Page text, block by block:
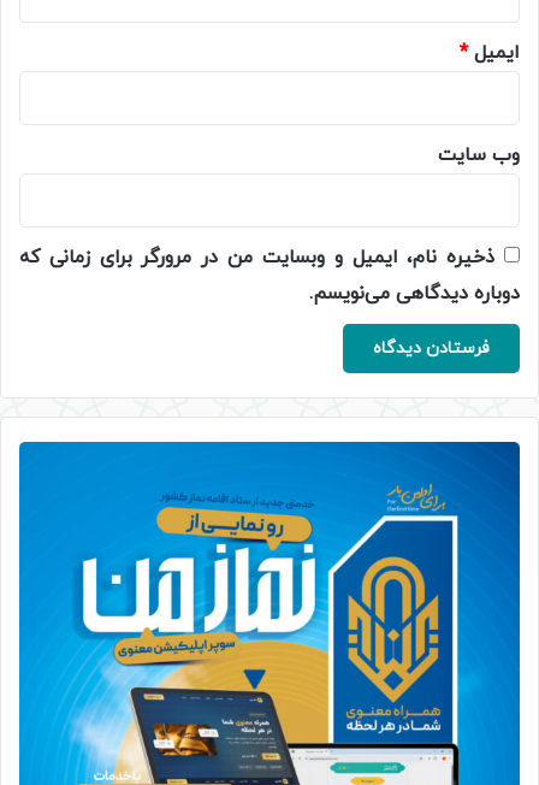
ایمیل*
وب‌ سایت
ذخیره نام، ایمیل و وبسایت من در مرورگر برای زمانی که
دوباره دیدگاهی می‌نویسم.